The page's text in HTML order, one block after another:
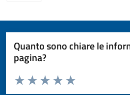
Quanto sono chiare le
pagina?
Valuta da 1 a 5 stelle la pagina
Valuta 5 stelle su 5
Valuta 4 stelle su 5
Valuta 3 stelle su 5
Valuta 2 stelle su 5
Valuta 1 stelle su 5